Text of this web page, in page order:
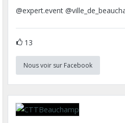
@expert.event
13
Nous voir sur Facebook